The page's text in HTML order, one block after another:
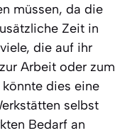
müssen, da die
Zeit in
die auf ihr
Arbeit oder zum
dies eine
selbst
Bedarf an